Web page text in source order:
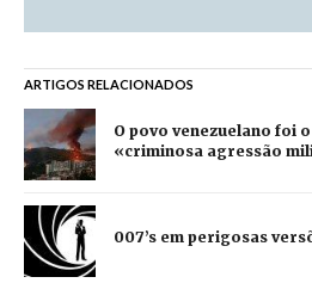
ARTIGOS RELACIONADOS
O povo venezuelano foi
«criminosa agressão
007’s em perigosas